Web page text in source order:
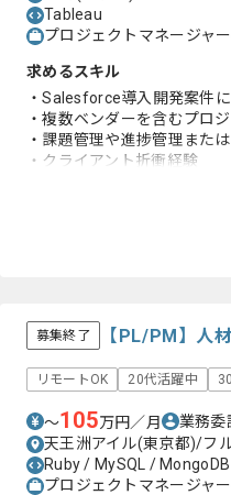
Tableau
プロジェクトマネージャ
求めるスキル
・Salesforce導入開発案件
・複数ベンダーを含むプロ
・課題管理や進捗管理また
・クライアント折衝経験
・Salesforceと外部システ
募集終了 【PL/PM】人
リモートOK 20代活躍中
〜105万円／月 業務
天王洲アイル(東京都)/フ
Ruby / MySQL /
プロジェクトマネージャ